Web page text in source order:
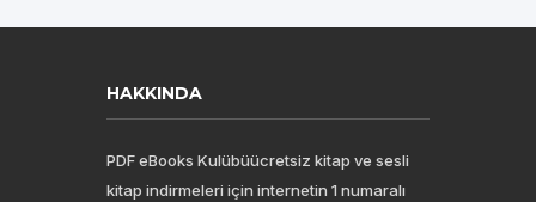
HAKKINDA
PDF eBooks Kulübüücretsiz kitap ve sesli
kitap indirmeleri için internetin 1 numaralı